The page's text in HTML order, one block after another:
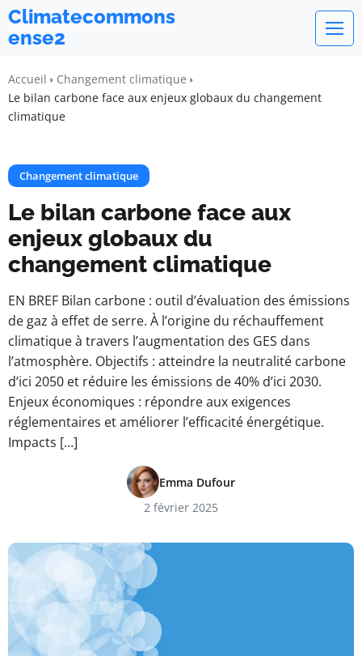
Climatecommons
ense2
Accueil
Changement climatique
Le bilan carbone face aux enjeux globaux du changement
climatique
Changement climatique
Le bilan carbone face aux
enjeux globaux du
changement climatique
EN BREF Bilan carbone : outil d’évaluation des émissions
de gaz à effet de serre. À l’origine du réchauffement
climatique à travers l’augmentation des GES dans
l’atmosphère. Objectifs : atteindre la neutralité carbone
d’ici 2050 et réduire les émissions de 40% d’ici 2030.
Enjeux économiques : répondre aux exigences
réglementaires et améliorer l’efficacité énergétique.
Impacts […]
Emma Dufour
2 février 2025